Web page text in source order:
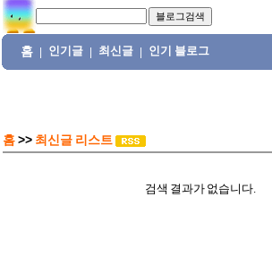
홈 인기글 최신글 인기 블로그
홈 >> 최신글 리스트
검색 결과가 없습니다.